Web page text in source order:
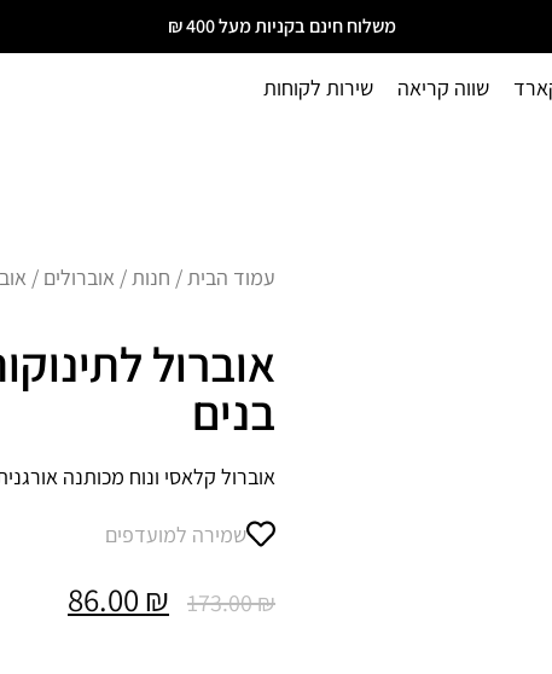
משלוח חינם בקניות מעל 400 ₪
שווה קריאה שירות לקוחות
עמוד הבית/ חנות/ אוברולים /
אוברול
בנים
אוברול קלאסי ונוח מכותנה
שמירה למועדפים
173.00₪
86.00₪